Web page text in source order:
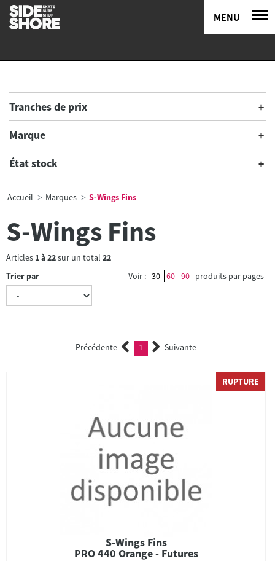
MENU
Tranches de prix
Marque
État stock
Accueil Marques S-Wings Fins
S-Wings Fins
Articles 1à22sur un total 22
Trier par
Voir : 30 60 90 produits par pages
Précédente 1 (current)Suivante
RUPTURE
S-Wings Fins
PRO 440 Orange - Futures